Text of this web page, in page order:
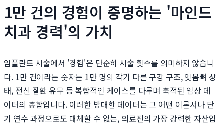
1만 건의 경험이 증명하는 '마인드
치과 경력'의 가치
임플란트 시술에서 '경험'은 단순히 시술 횟수를 의미하지 않습니
다. 1만 건이라는 숫자는 1만 명의 각기 다른 구강 구조, 잇몸뼈 상
태, 전신 질환 유무 등 복합적인 케이스를 다루며 축적된 임상 데
이터의 총합입니다. 이러한 방대한 데이터는 그 어떤 이론서나 단
기 연수 과정으로도 대체할 수 없는, 의료진의 가장 강력한 자산입